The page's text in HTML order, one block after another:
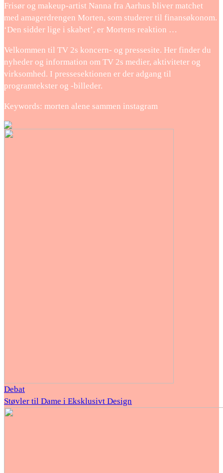
Frisør og makeup-artist Nanna fra Aarhus bliver matchet
med amagerdrengen Morten, som studerer til finansøkonom.
‘Den sidder lige i skabet’, er Mortens reaktion …
Velkommen til TV 2s koncern- og pressesite. Her finder du
nyheder og information om TV 2s medier, aktiviteter og
virksomhed. I pressesektionen er der adgang til
programtekster og -billeder.
Keywords: morten alene sammen instagram
Debat
Støvler til Dame i Eksklusivt Design